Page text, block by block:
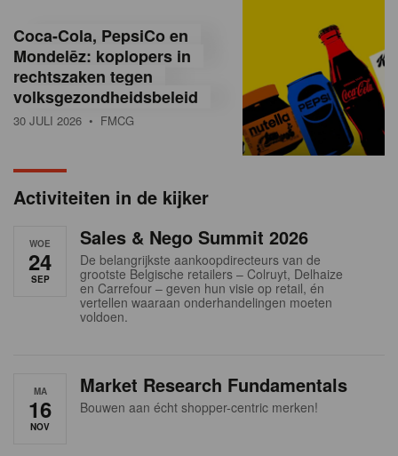
e
a
n
Coca-Cola, PepsiCo en
Mondelēz: koplopers in
rechtszaken tegen
volksgezondheidsbeleid
30 JULI 2026 • FMCG
Activiteiten in de kijker
WOE
24
SEP
Sales & Nego Summit 2026
De belangrijkste aankoopdirecteurs van de
grootste Belgische retailers – Colruyt, Delhaize
en Carrefour – geven hun visie op retail, én
vertellen waaraan onderhandelingen moeten
voldoen.
MA
16
NOV
Market Research Fundamentals
Bouwen aan écht shopper-centric merken!